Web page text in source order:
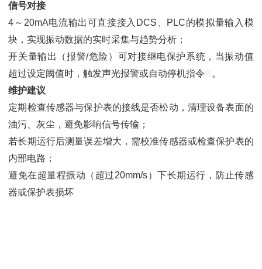
信号对接
4～20mA电流输出可直接接入DCS、PLC的模拟量输入模
块，实现振动数据的实时采集与趋势分析；
开关量输出（报警/危险）可对接继电保护系统，当振动值
超过设定阈值时，触发声光报警或自动停机指令
。
维护建议
定期检查传感器与保护表的接线是否松动，清理设备表面的
油污、灰尘，避免影响信号传输；
若长期运行后测量误差增大，需校准传感器或检查保护表的
内部电路；
避免在超量程振动（超过20mm/s）下长期运行，防止传感
器或保护表损坏